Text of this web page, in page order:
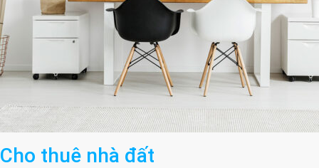
Cho thuê nhà đất